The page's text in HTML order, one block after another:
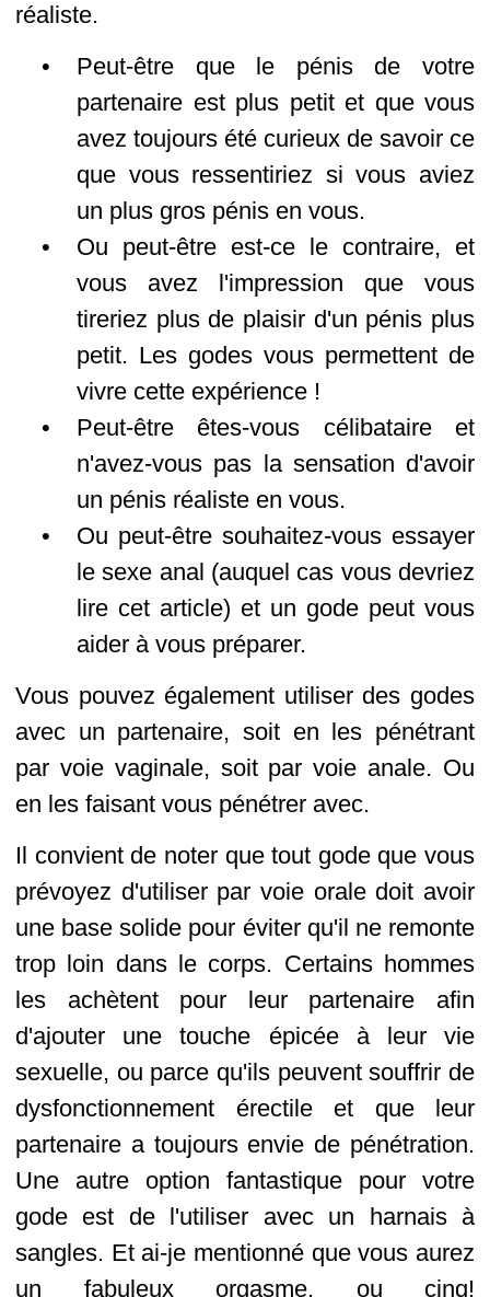
réaliste.
Peut-être que le pénis de votre
partenaire est plus petit et que vous
avez toujours été curieux de savoir ce
que vous ressentiriez si vous aviez
un plus gros pénis en vous.
Ou peut-être est-ce le contraire, et
vous avez l'impression que vous
tireriez plus de plaisir d'un pénis plus
petit. Les godes vous permettent de
vivre cette expérience !
Peut-être êtes-vous célibataire et
n'avez-vous pas la sensation d'avoir
un pénis réaliste en vous.
Ou peut-être souhaitez-vous essayer
le sexe anal (auquel cas vous devriez
lire cet article) et un gode peut vous
aider à vous préparer.
Vous pouvez également utiliser des godes
avec un partenaire, soit en les pénétrant
par voie vaginale, soit par voie anale. Ou
en les faisant vous pénétrer avec.
Il convient de noter que tout gode que vous
prévoyez d'utiliser par voie orale doit avoir
une base solide pour éviter qu'il ne remonte
trop loin dans le corps. Certains hommes
les achètent pour leur partenaire afin
d'ajouter une touche épicée à leur vie
sexuelle, ou parce qu'ils peuvent souffrir de
dysfonctionnement érectile et que leur
partenaire a toujours envie de pénétration.
Une autre option fantastique pour votre
gode est de l'utiliser avec un harnais à
sangles. Et ai-je mentionné que vous aurez
un fabuleux orgasme, ou cinq!